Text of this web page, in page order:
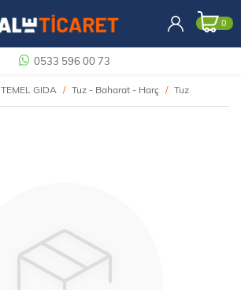
0
0533 596 00 73
TEMEL GIDA Tuz - Baharat - Harç Tuz